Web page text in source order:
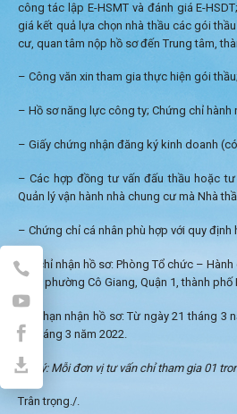
công tác lập E-HSMT và đánh giá E-
giá kết quả lựa chọn nhà thầu các gói
cư, quan tâm nộp hồ sơ đến Trung tâm,
– Công văn xin tham gia thực hiện gói thầu;
– Hồ sơ năng lực công ty; Chứng chỉ hành
– Giấy chứng nhận đăng ký kinh doanh
– Các hợp đồng tư vấn đấu thầu hoặc
Quản lý vận hành nhà chung cư mà Nhà
– Chứng chỉ cá nhân phù hợp với quy định
Địa chỉ nhận hồ sơ: Phòng Tổ chức – Hành
Đạo, phường Cô Giang, Quận 1, thành phố
Thời hạn nhận hồ sơ: Từ ngày 21 tháng 3
25 tháng 3 năm 2022.
Lưu ý: Mỗi đơn vị tư vấn chỉ tham gia 01
Trân trọng./.